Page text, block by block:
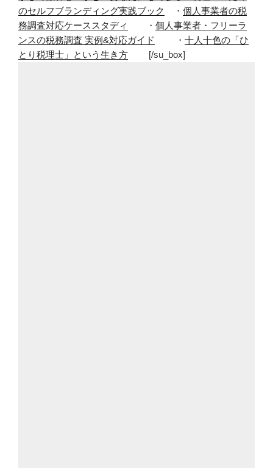
のセルフブランディング実践ブック
・ 個人事業者の税
務調査対応ケーススタディ
・ 個人事業者・フリーラ
ンスの税務調査 実例&対応ガイド
・ 十人十色の「ひ
とり税理士」という生き方 [/su_box]